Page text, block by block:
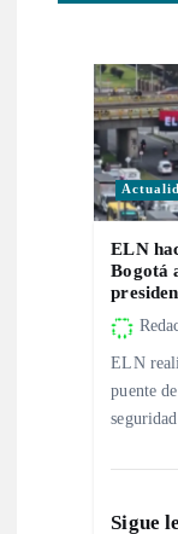
ELN
Bogotá
ELN
puente
Sigue